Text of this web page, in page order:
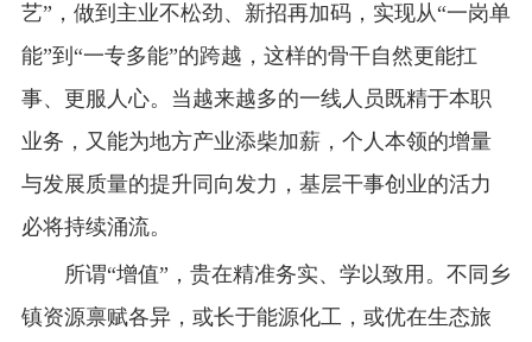
艺”，做到主业不松劲、新招再加码，实现从“一岗单
能”到“一专多能”的跨越，这样的骨干自然更能扛
事、更服人心。当越来越多的一线人员既精于本职
业务，又能为地方产业添柴加薪，个人本领的增量
与发展质量的提升同向发力，基层干事创业的活力
必将持续涌流。
所谓“增值”，贵在精准务实、学以致用。不同乡
镇资源禀赋各异，或长于能源化工，或优在生态旅